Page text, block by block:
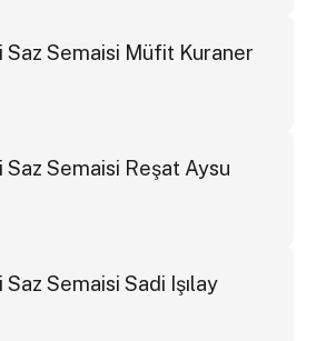
Saz Semaisi Müfit Kuraner
Semaisi Reşat Aysu
Semaisi Sadi Işılay